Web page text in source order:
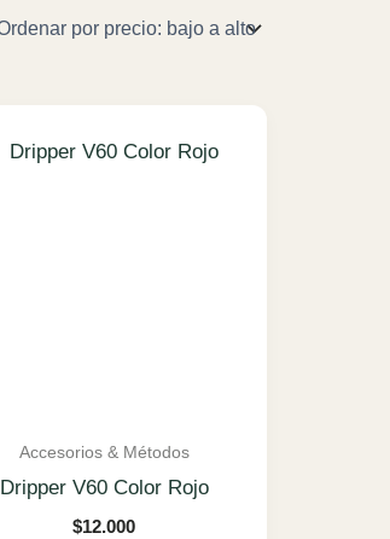
Accesorios & Métodos
Dripper V60 Color Rojo
$12.000